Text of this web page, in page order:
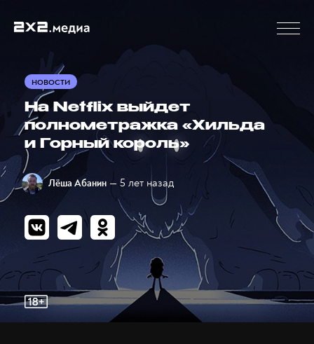
НОВОСТИ
На Netflix выйдет
полнометражка «Хильда
и Горный король»
Лёша Абанин — 5 лет назад